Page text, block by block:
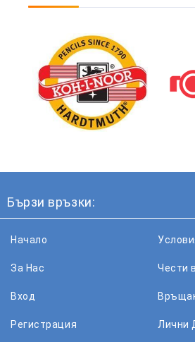
Бързи връзки:
Начало
За Нас
Вход
Регистрация
Чести
Лични